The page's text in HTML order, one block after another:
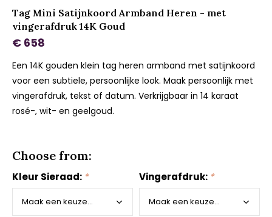
Tag Mini Satijnkoord Armband Heren - met
vingerafdruk 14K Goud
€ 658
Een 14K gouden klein tag heren armband met satijnkoord
voor een subtiele, persoonlijke look. Maak persoonlijk met
vingerafdruk, tekst of datum. Verkrijgbaar in 14 karaat
rosé-, wit- en geelgoud.
Choose from:
Kleur Sieraad: * Vingerafdruk: *